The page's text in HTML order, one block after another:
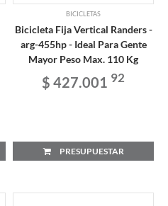
BICICLETAS
Bicicleta Fija Vertical Randers -
arg-455hp - Ideal Para Gente
Mayor Peso Max. 110 Kg
$ 427.001 92
PRESUPUESTAR